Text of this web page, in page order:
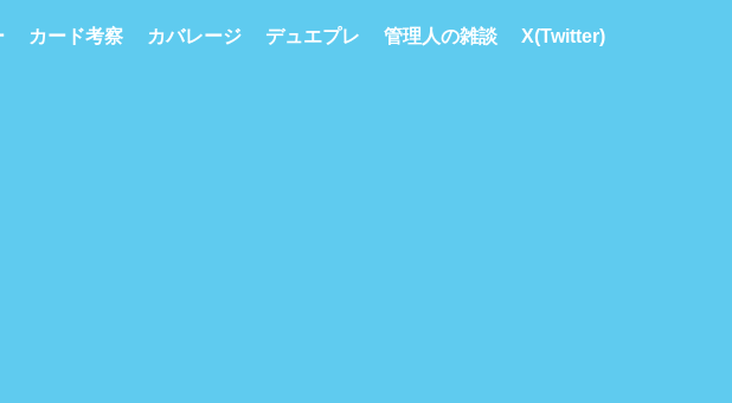
カード考察 カバレージ デュエプレ 管理人の雑談 X(Twitter)